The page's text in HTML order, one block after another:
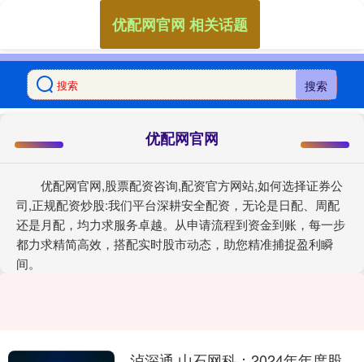
搜索
优配网官网
优配网官网,股票配资咨询,配资官方网站,如何选择证券公
司,正规配资炒股:我们平台深耕安全配资，无论是日配、周配
还是月配，均力求服务卓越。从申请流程到资金到账，每一步
都力求精简高效，搭配实时股市动态，助您精准捕捉盈利瞬
间。
优配网官网 相关话题